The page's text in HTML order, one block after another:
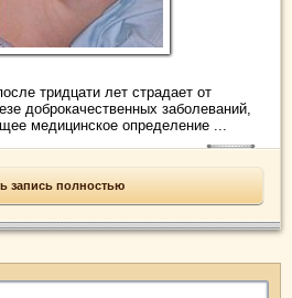
тридцати лет страдает от
доброкачественных заболеваний,
медицинское определение ...
запись полностью